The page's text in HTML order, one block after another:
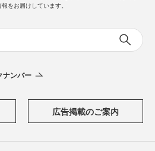
をお届けしています。
ナンバー
広告掲載のご案内